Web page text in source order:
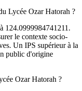
Lycée Ozar Hatorah ?
124.0999984741211.
le contexte socio-
Un IPS supérieur à la
public d'origine
Ozar Hatorah ?